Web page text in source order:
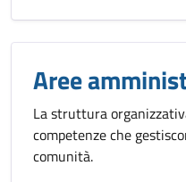
Aree
La struttura
competenze che
comunità.